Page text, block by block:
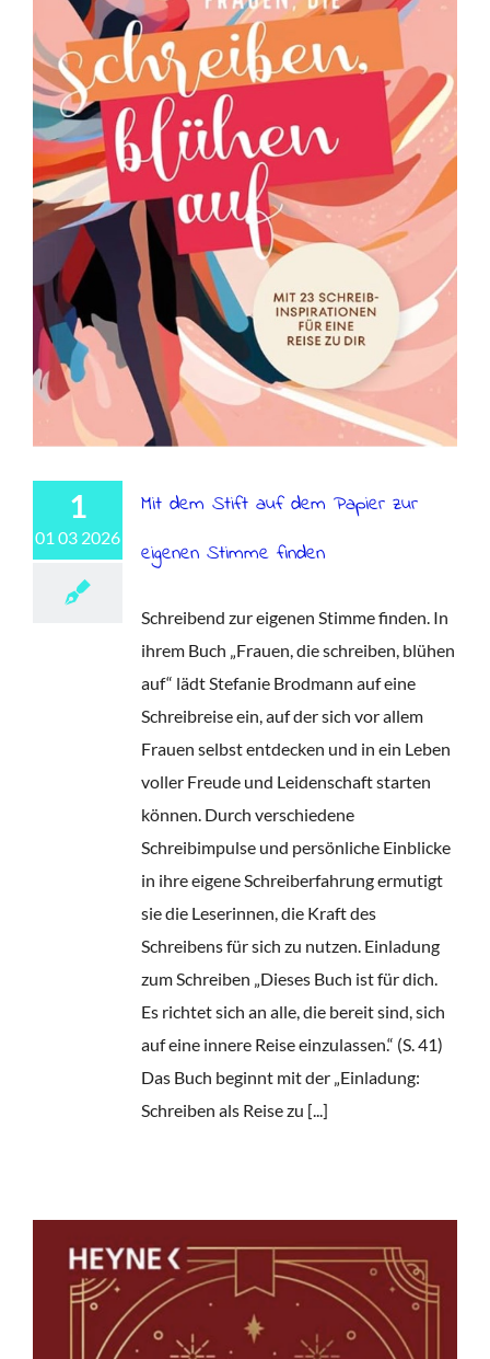
1
01 03 2026
Mit dem Stift auf dem Papier zur
eigenen Stimme finden
Schreibend zur eigenen Stimme finden. In
ihrem Buch „Frauen, die schreiben, blühen
auf“ lädt Stefanie Brodmann auf eine
Schreibreise ein, auf der sich vor allem
Frauen selbst entdecken und in ein Leben
voller Freude und Leidenschaft starten
können. Durch verschiedene
Schreibimpulse und persönliche Einblicke
in ihre eigene Schreiberfahrung ermutigt
sie die Leserinnen, die Kraft des
Schreibens für sich zu nutzen. Einladung
zum Schreiben „Dieses Buch ist für dich.
Es richtet sich an alle, die bereit sind, sich
auf eine innere Reise einzulassen.“ (S. 41)
Das Buch beginnt mit der „Einladung:
Schreiben als Reise zu [...]